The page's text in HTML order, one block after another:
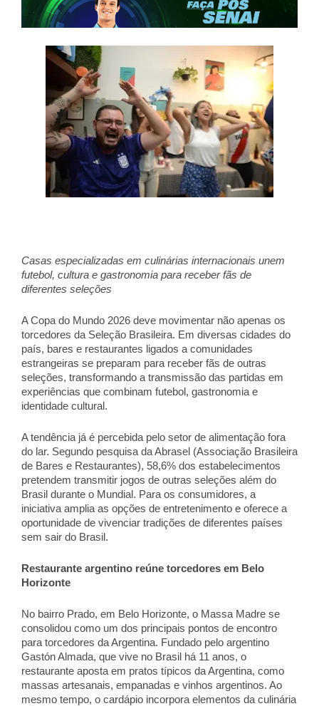
Casas especializadas em culinárias internacionais unem
futebol, cultura e gastronomia para receber fãs de
diferentes seleções
A Copa do Mundo 2026 deve movimentar não apenas os
torcedores da Seleção Brasileira. Em diversas cidades do
país, bares e restaurantes ligados a comunidades
estrangeiras se preparam para receber fãs de outras
seleções, transformando a transmissão das partidas em
experiências que combinam futebol, gastronomia e
identidade cultural.
A tendência já é percebida pelo setor de alimentação fora
do lar. Segundo pesquisa da Abrasel (Associação Brasileira
de Bares e Restaurantes), 58,6% dos estabelecimentos
pretendem transmitir jogos de outras seleções além do
Brasil durante o Mundial. Para os consumidores, a
iniciativa amplia as opções de entretenimento e oferece a
oportunidade de vivenciar tradições de diferentes países
sem sair do Brasil.
Restaurante argentino reúne torcedores em Belo
Horizonte
No bairro Prado, em Belo Horizonte, o Massa Madre se
consolidou como um dos principais pontos de encontro
para torcedores da Argentina. Fundado pelo argentino
Gastón Almada, que vive no Brasil há 11 anos, o
restaurante aposta em pratos típicos da Argentina, como
massas artesanais, empanadas e vinhos argentinos. Ao
mesmo tempo, o cardápio incorpora elementos da culinária